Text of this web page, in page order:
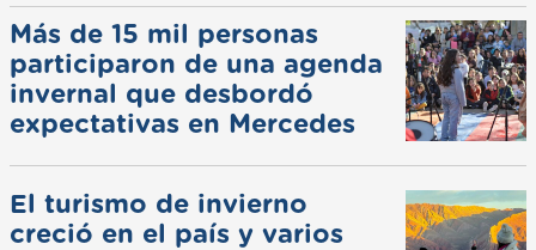
Más de 15 mil personas
participaron de una agenda
invernal que desbordó
expectativas en Mercedes
El turismo de invierno
creció en el país y varios